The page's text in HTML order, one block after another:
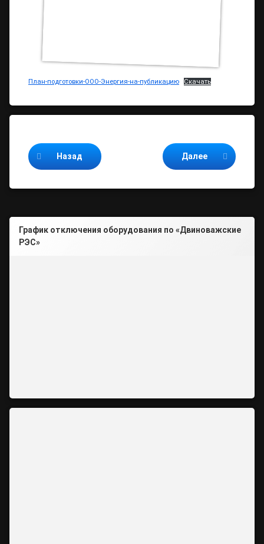
План-подготовки-ООО-Энергия-на-публикацию Скачать
Назад Далее
График отключения оборудования по «Двиноважские
РЭС»